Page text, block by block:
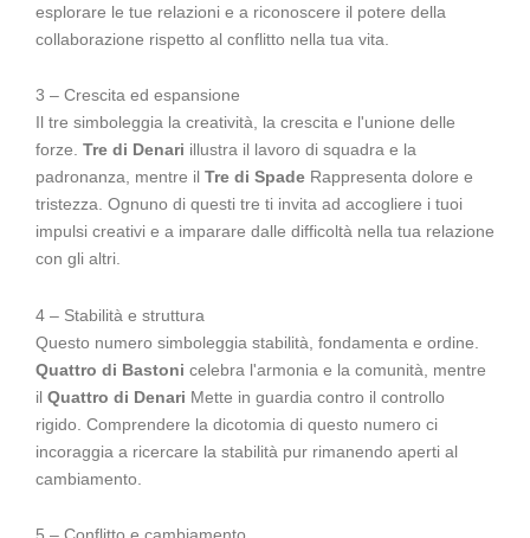
esplorare le tue relazioni e a riconoscere il potere della
collaborazione rispetto al conflitto nella tua vita.
3 – Crescita ed espansione
Il tre simboleggia la creatività, la crescita e l'unione delle
forze. Tre di Denari illustra il lavoro di squadra e la
padronanza, mentre il Tre di Spade Rappresenta dolore e
tristezza. Ognuno di questi tre ti invita ad accogliere i tuoi
impulsi creativi e a imparare dalle difficoltà nella tua relazione
con gli altri.
4 – Stabilità e struttura
Questo numero simboleggia stabilità, fondamenta e ordine.
Quattro di Bastoni celebra l'armonia e la comunità, mentre
il Quattro di Denari Mette in guardia contro il controllo
rigido. Comprendere la dicotomia di questo numero ci
incoraggia a ricercare la stabilità pur rimanendo aperti al
cambiamento.